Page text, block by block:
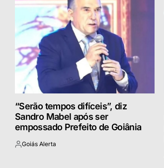
“Serão tempos difíceis”, diz
Sandro Mabel após ser
empossado Prefeito de Goiânia
Postado
Goiás Alerta